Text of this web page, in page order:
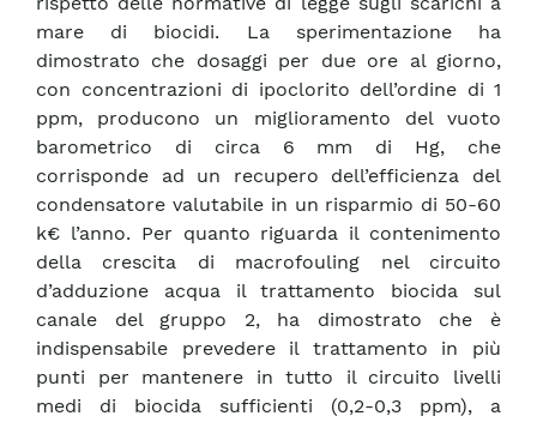
mare di biocidi. La sperimentazione ha
dimostrato che dosaggi per due ore al giorno,
con concentrazioni di ipoclorito dell’ordine di 1
ppm, producono un miglioramento del vuoto
barometrico di circa 6 mm di Hg, che
corrisponde ad un recupero dell’efficienza del
condensatore valutabile in un risparmio di 50-60
k€ l’anno. Per quanto riguarda il contenimento
della crescita di macrofouling nel circuito
d’adduzione acqua il trattamento biocida sul
canale del gruppo 2, ha dimostrato che è
indispensabile prevedere il trattamento in più
punti per mantenere in tutto il circuito livelli
medi di biocida sufficienti (0,2-0,3 ppm), a